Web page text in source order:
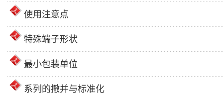
使用注意点
特殊端子形状
最小包装单位
系列的撤并与标准化